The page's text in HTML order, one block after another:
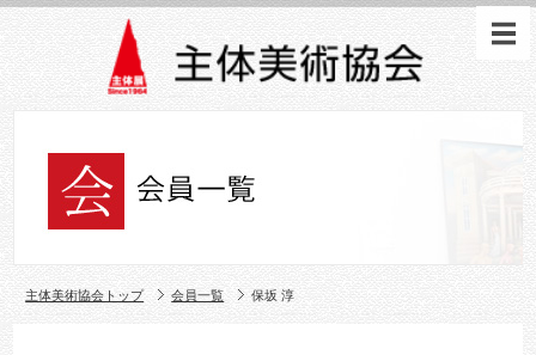
主体美術協会トップ 会員一覧 保坂 淳